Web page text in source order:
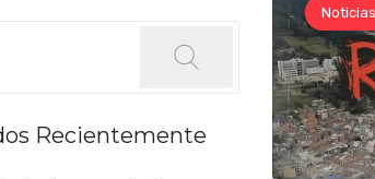
Recientemente
Noticias